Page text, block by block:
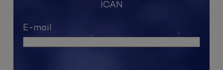
ICAN
E-mail